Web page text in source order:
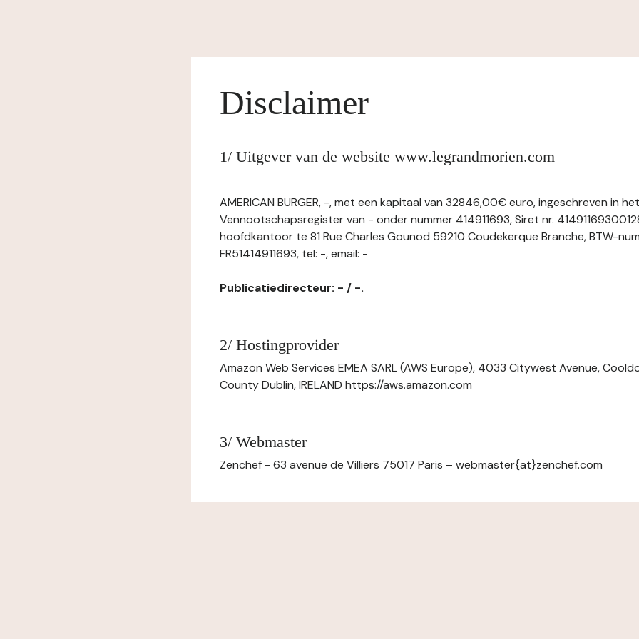
Disclaimer
1/ Uitgever van de website www.legrandmorien.com
AMERICAN BURGER, -, met een kapitaal van 32846,00€ euro, ingeschreven in
Vennootschapsregister van - onder nummer 414911693, Siret nr.
hoofdkantoor te 81 Rue Charles Gounod 59210 Coudekerque Branche, BTW-
FR51414911693, tel: -, email: -
Publicatiedirecteur: - / -.
2/ Hostingprovider
Amazon Web Services EMEA SARL (AWS Europe), 4033 Citywest Avenue,
County Dublin, IRELAND https://aws.amazon.com
3/ Webmaster
Zenchef - 63 avenue de Villiers 75017 Paris – webmaster{at}zenchef.com